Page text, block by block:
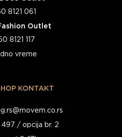
8121 061
Outlet
8121 117
vreme
KONTAKT
497 / opcija br. 2